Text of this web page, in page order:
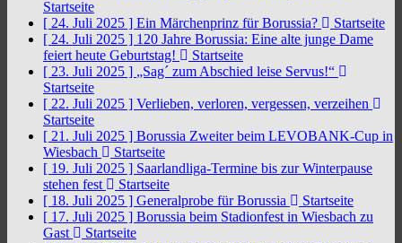
Startseite
[ 24. Juli 2025 ] Ein Märchenprinz für Borussia?
Startseite
[ 24. Juli 2025 ] 120 Jahre Borussia: Eine alte junge Dame
feiert heute Geburtstag!
Startseite
[ 23. Juli 2025 ] „Sag´ zum Abschied leise Servus!“
Startseite
[ 22. Juli 2025 ] Verlieben, verloren, vergessen, verzeihen
Startseite
[ 21. Juli 2025 ] Borussia Zweiter beim LEVOBANK-Cup in
Wiesbach
Startseite
[ 19. Juli 2025 ] Saarlandliga-Termine bis zur Winterpause
stehen fest
Startseite
[ 18. Juli 2025 ] Generalprobe für Borussia
Startseite
[ 17. Juli 2025 ] Borussia beim Stadionfest in Wiesbach zu
Gast
Startseite